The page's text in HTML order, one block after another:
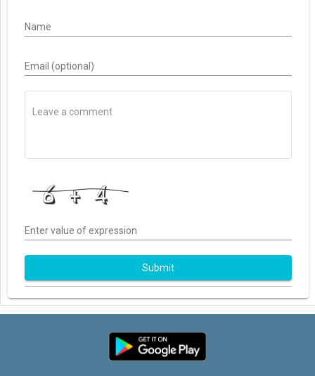
Name
Email (optional)
Enter value of expression
Submit